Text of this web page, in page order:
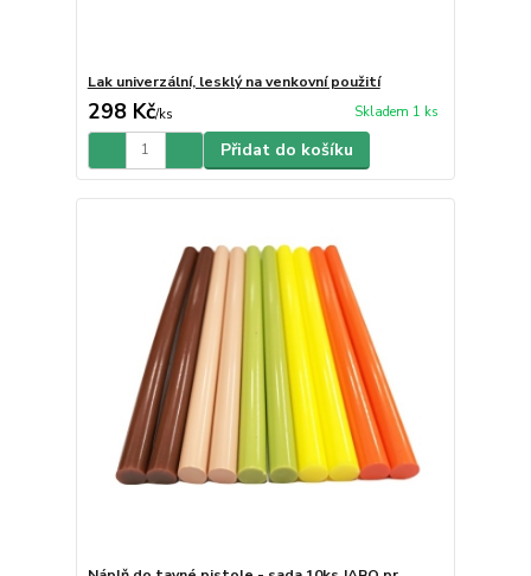
Lak univerzální, lesklý na venkovní použití
298 Kč/ks Skladem 1 ks
Přidat do košíku